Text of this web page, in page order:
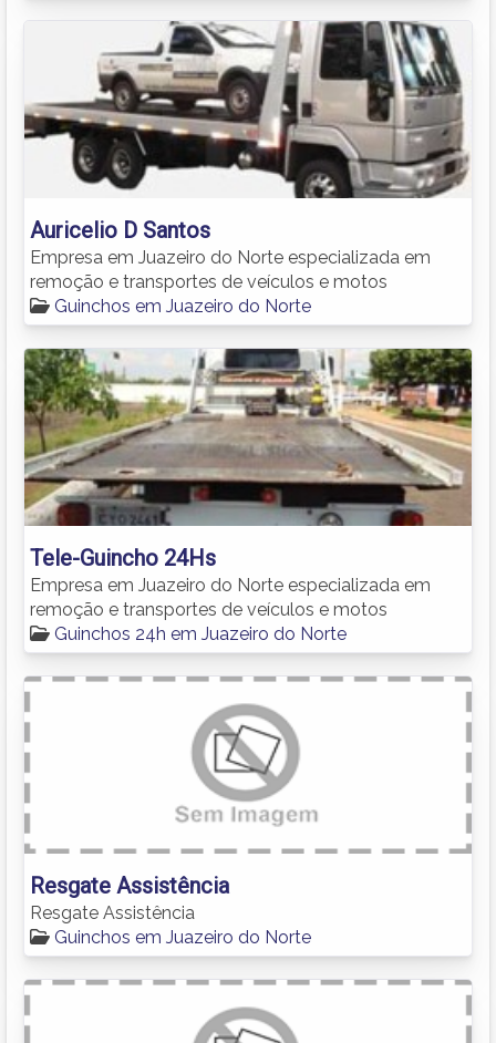
Auricelio D Santos
Empresa em Juazeiro do Norte especializada em
remoção e transportes de veículos e motos
Guinchos em Juazeiro do Norte
Tele-Guincho 24Hs
Empresa em Juazeiro do Norte especializada em
remoção e transportes de veículos e motos
Guinchos 24h em Juazeiro do Norte
Resgate Assistência
Resgate Assistência
Guinchos em Juazeiro do Norte